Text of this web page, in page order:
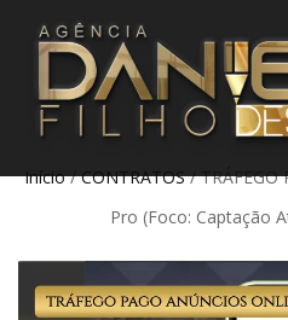
Início/CONTRATOS/ TRÁFEGO
Pro (Foco: Captação